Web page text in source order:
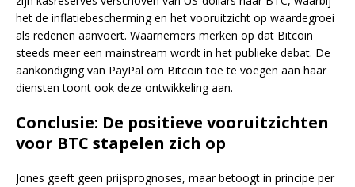
het de inflatiebescherming en het vooruitzicht op waardegroei
als redenen aanvoert. Waarnemers merken op dat Bitcoin
steeds meer een mainstream wordt in het publieke debat. De
aankondiging van PayPal om Bitcoin toe te voegen aan haar
diensten toont ook deze ontwikkeling aan.
Conclusie: De positieve vooruitzichten
voor BTC stapelen zich op
Jones geeft geen prijsprognoses, maar betoogt in principe per